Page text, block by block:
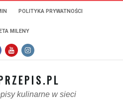
POLITYKA PRYWATNOŚCI
MILENY
kulinarne w sieci